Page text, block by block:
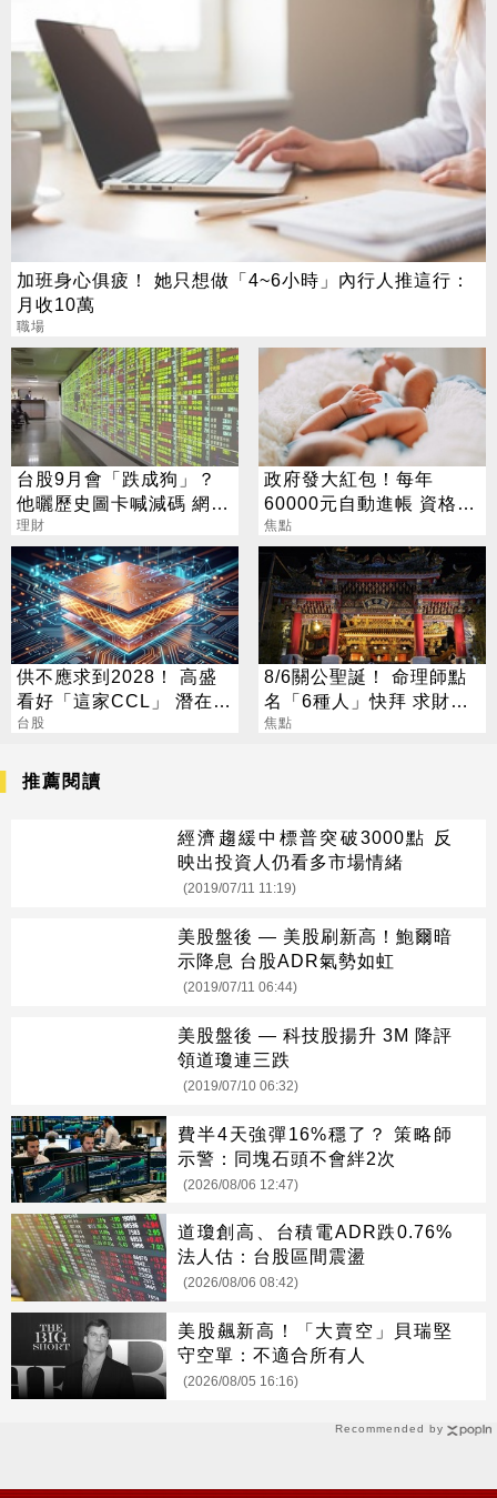
加班身心俱疲！ 她只想做「4~6小時」內行人推這行：
月收10萬
職場
台股9月會「跌成狗」？
他曬歷史圖卡喊減碼 網看
法兩極
理財
政府發大紅包！每年
60000元自動進帳 資格一
次看
焦點
供不應求到2028！ 高盛
看好「這家CCL」 潛在漲
幅171%
台股
8/6關公聖誕！ 命理師點
名「6種人」快拜 求財求
職保平安
焦點
Recommended by
推薦閱讀
經濟趨緩中標普突破3000點 反
映出投資人仍看多市場情緒
(2019/07/11 11:19)
美股盤後 — 美股刷新高！鮑爾暗
示降息 台股ADR氣勢如虹
(2019/07/11 06:44)
美股盤後 — 科技股揚升 3M 降評
領道瓊連三跌
(2019/07/10 06:32)
費半4天強彈16%穩了？ 策略師
示警：同塊石頭不會絆2次
(2026/08/06 12:47)
道瓊創高、台積電ADR跌0.76%
法人估：台股區間震盪
(2026/08/06 08:42)
美股飆新高！「大賣空」貝瑞堅
守空單：不適合所有人
(2026/08/05 16:16)